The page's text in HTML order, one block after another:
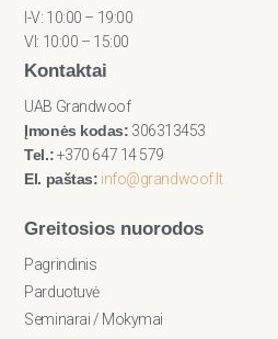
I-V: 10:00 – 19:00
VI: 10:00 – 15:00
Kontaktai
UAB Grandwoof
Įmonės kodas: 306313453
Tel.:+370 647 14 579
El. paštas: info@grandwoof.lt
Greitosios nuorodos
Pagrindinis
Parduotuvė
Seminarai / Mokymai